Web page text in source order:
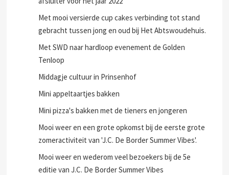
Met mooi versierde cup cakes verbinding tot stand
gebracht tussen jong en oud bij Het Abtswoudehuis.
Met SWD naar hardloop evenement de Golden
Tenloop
Middagje cultuur in Prinsenhof
Mini appeltaartjes bakken
Mini pizza's bakken met de tieners en jongeren
Mooi weer en een grote opkomst bij de eerste grote
zomeractiviteit van 'J.C. De Border Summer Vibes'.
Mooi weer en wederom veel bezoekers bij de 5e
editie van J.C. De Border Summer Vibes